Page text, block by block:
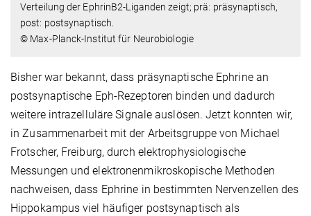
Verteilung der EphrinB2-Liganden zeigt; prä: präsynaptisch,
post: postsynaptisch.
© Max-Planck-Institut für Neurobiologie
Bisher war bekannt, dass präsynaptische Ephrine an
postsynaptische Eph-Rezeptoren binden und dadurch
weitere intrazelluläre Signale auslösen. Jetzt konnten wir,
in Zusammenarbeit mit der Arbeitsgruppe von Michael
Frotscher, Freiburg, durch elektrophysiologische
Messungen und elektronenmikroskopische Methoden
nachweisen, dass Ephrine in bestimmten Nervenzellen des
Hippokampus viel häufiger postsynaptisch als